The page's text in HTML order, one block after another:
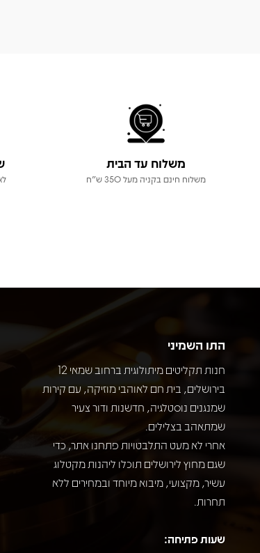
משלוח עד הבית
משלוח חינם בקניה מעל 350 ש"ח
התו השמיני
חנות תקליטים מיתולוגית ברחוב שמאי 12
בירושלים, בית חם לאוהבי מוזיקה, עם קירות
שמנגנים נוסטלגיה, חדשנות ודור צעיר
שמתאהב בצלילים.
אחרי לא מעט התלבטויות פתחנו אתר, כדי
שגם מחוץ לירושלים תוכלו ליהנות מקטלוג
עשיר, מקצועי, מיבוא מיוחד ובמחירים ללא
תחרות.
שעות פתיחה: